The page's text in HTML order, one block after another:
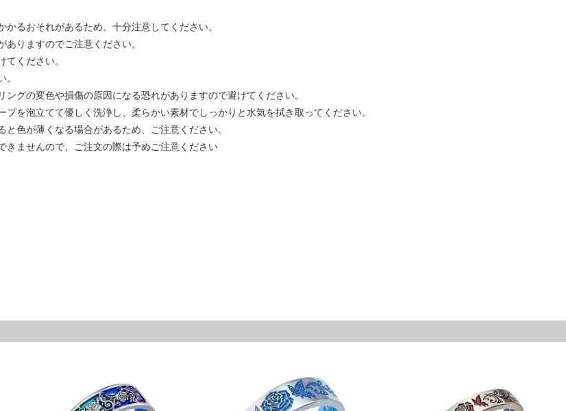
るおそれがあるため、十分注意してください。
ありますのでご注意ください。
てください。
グの変色や損傷の原因になる恐れがありますので避けてください。
プを泡立てて優しく洗浄し、柔らかい素材でしっかりと水気を拭き取ってください。
色が薄くなる場合があるため、ご注意ください。
きませんので、ご注文の際は予めご注意ください